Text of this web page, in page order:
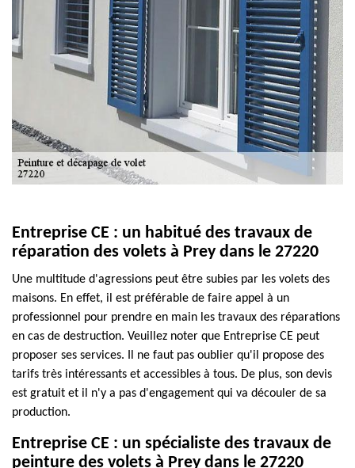
Entreprise CE : un habitué des travaux de
réparation des volets à Prey dans le 27220
Une multitude d'agressions peut être subies par les volets des
maisons. En effet, il est préférable de faire appel à un
professionnel pour prendre en main les travaux des réparations
en cas de destruction. Veuillez noter que Entreprise CE peut
proposer ses services. Il ne faut pas oublier qu'il propose des
tarifs très intéressants et accessibles à tous. De plus, son devis
est gratuit et il n'y a pas d'engagement qui va découler de sa
production.
Entreprise CE : un spécialiste des travaux de
peinture des volets à Prey dans le 27220